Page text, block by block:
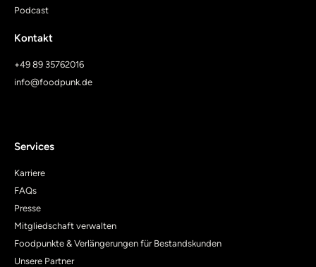
Podcast
Kontakt
+49 89 35762016
info@foodpunk.de
Services
Karriere
FAQs
Presse
Mitgliedschaft verwalten
Foodpunkte & Verlängerungen für Bestandskunden
Unsere Partner